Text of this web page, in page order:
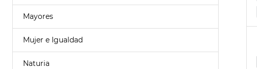
Mayores
Mujer e Igualdad
Naturia